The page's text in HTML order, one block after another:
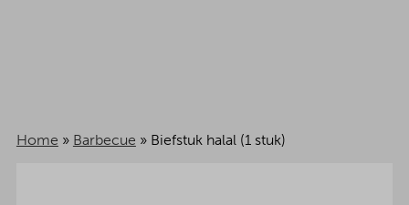
Home » Barbecue » Biefstuk halal (1 stuk)